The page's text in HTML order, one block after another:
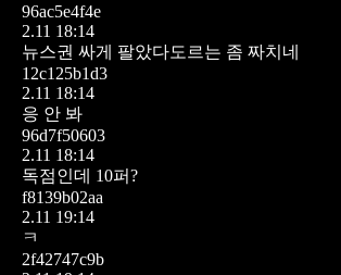
96ac5e4f4e
2.11 18:14
뉴스권 싸게 팔았다도르는 좀 짜치네
12c125b1d3
2.11 18:14
응 안 봐
96d7f50603
2.11 18:14
독점인데 10퍼?
f8139b02aa
2.11 19:14
ㅋ
2f42747c9b